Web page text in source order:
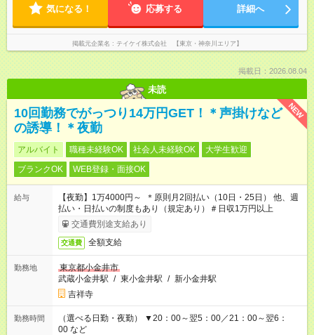
気になる！ 応募する 詳細へ
掲載元企業名 テイケイ株式会社 【東京・神奈川エリア】
掲載日：2026.08.04
未読
NEW
10回勤務でがっつり14万円GET！＊声掛けなど
の誘導！＊夜勤
アルバイト 職種未経験OK 社会人未経験OK
大学生歓迎
ブランクOK
WEB登録・面接OK
給与
【夜勤】1万4000円～ ＊原則月2回払い（10日・25日） 他、週
払い・日払いの制度もあり（規定あり）＃日収1万円以上
交通費別途支給あり
交通費 全額支給
勤務地
東京都小金井市
武蔵小金井駅 / 東小金井駅 / 新小金井駅
吉祥寺
勤務時間
（選べる日勤・夜勤） ▼20：00～翌5：00／21：00～翌6：
00 など